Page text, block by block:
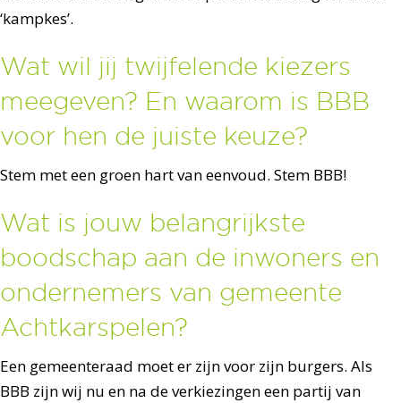
‘kampkes’.
Wat wil jij twijfelende kiezers
meegeven? En waarom is BBB
voor hen de juiste keuze?
Stem met een groen hart van eenvoud. Stem BBB!
Wat is jouw belangrijkste
boodschap aan de inwoners en
ondernemers van gemeente
Achtkarspelen?
Een gemeenteraad moet er zijn voor zijn burgers. Als
BBB zijn wij nu en na de verkiezingen een partij van